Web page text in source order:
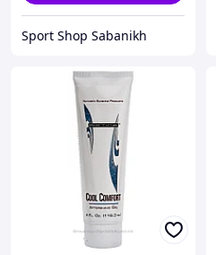
Sport Shop Sabanikh